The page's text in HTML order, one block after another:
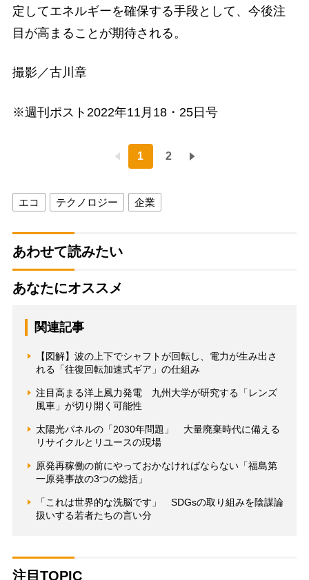
定してエネルギーを確保する手段として、今後注
目が高まることが期待される。
撮影／古川章
※週刊ポスト2022年11月18・25日号
1 2
エコ テクノロジー 企業
あわせて読みたい
あなたにオススメ
関連記事
【図解】波の上下でシャフトが回転し、電力が生み出さ
れる「往復回転加速式ギア」の仕組み
注目高まる洋上風力発電 九州大学が研究する「レンズ
風車」が切り開く可能性
太陽光パネルの「2030年問題」 大量廃棄時代に備える
リサイクルとリユースの現場
原発再稼働の前にやっておかなければならない「福島第
一原発事故の3つの総括」
「これは世界的な洗脳です」 SDGsの取り組みを陰謀論
扱いする若者たちの言い分
注目TOPIC